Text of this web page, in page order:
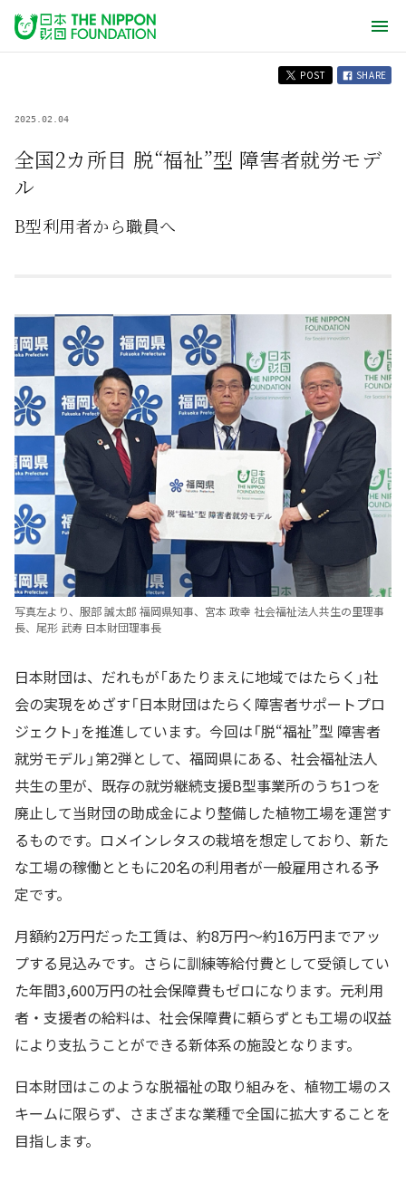
POST SHARE
2025.02.04
全国2カ所目 脱“福祉”型 障害者就労モデ
ル
B型利用者から職員へ
写真左より、服部 誠太郎 福岡県知事、宮本 政幸 社会福祉法人共生の里理事
長、尾形 武寿 日本財団理事長
日本財団は、だれもが「あたりまえに地域ではたらく」社
会の実現をめざす「日本財団はたらく障害者サポートプロ
ジェクト」を推進しています。今回は「脱“福祉”型 障害者
就労モデル」第2弾として、福岡県にある、社会福祉法人
共生の里が、既存の就労継続支援B型事業所のうち1つを
廃止して当財団の助成金により整備した植物工場を運営す
るものです。ロメインレタスの栽培を想定しており、新た
な工場の稼働とともに20名の利用者が一般雇用される予
定です。
月額約2万円だった工賃は、約8万円～約16万円までアッ
プする見込みです。さらに訓練等給付費として受領してい
た年間3,600万円の社会保障費もゼロになります。元利用
者・支援者の給料は、社会保障費に頼らずとも工場の収益
により支払うことができる新体系の施設となります。
日本財団はこのような脱福祉の取り組みを、植物工場のス
キームに限らず、さまざまな業種で全国に拡大することを
目指します。